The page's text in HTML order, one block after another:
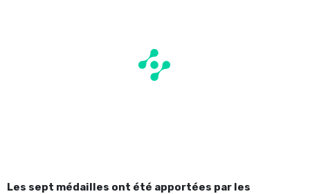
Les sept médailles ont été apportées par les